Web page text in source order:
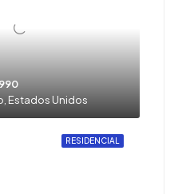
Estados Unidos
RESIDENCIAL